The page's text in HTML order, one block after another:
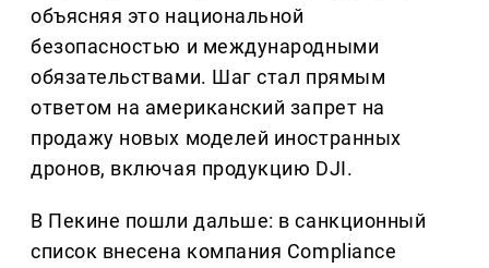
объясняя это национальной
безопасностью и международными
обязательствами. Шаг стал прямым
ответом на американский запрет на
продажу новых моделей иностранных
дронов, включая продукцию DJI.
В Пекине пошли дальше: в санкционный
список внесена компания Compliance